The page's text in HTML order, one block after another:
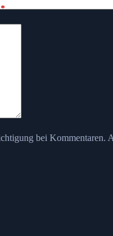
bei Kommentaren.